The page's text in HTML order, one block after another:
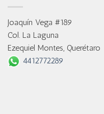
Joaquín Vega #189
Col. La Laguna
Ezequiel Montes, Querétaro
4412772289